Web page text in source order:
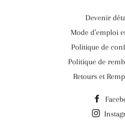
Devenir
Mode d’emploi
Politique de
Politique de
Retours et